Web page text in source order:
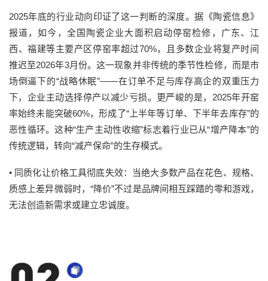
2025年底的行业动向印证了这一判断的深度。据《陶瓷信息》
报道，如今，全国陶瓷企业大面积启动停窑检修，广东、江
西、福建等主要产区停窑率超过70%，且多数企业将复产时间
推迟至2026年3月份。这一现象并非传统的季节性检修，而是市
场倒逼下的“战略休眠”——在订单不足与库存高企的双重压力
下，企业主动选择停产以减少亏损。更严峻的是，2025年开窑
率始终未能突破60%，形成了“上半年等订单、下半年去库存”的
恶性循环。这种“生产主动性收缩”标志着行业已从“增产降本”的
传统逻辑，转向“减产保命”的生存模式。
• 同质化让价格工具彻底失效：
当绝大多数产品在花色、规格、
质感上差异微弱时，“降价”不过是品牌间相互踩踏的零和游戏，
无法创造新需求或建立忠诚度。